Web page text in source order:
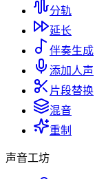
分轨
延长
伴奏生成
添加人声
片段替换
混音
重制
声音工坊